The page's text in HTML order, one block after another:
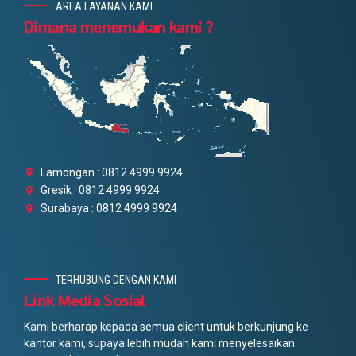
AREA LAYANAN KAMI
Dimana menemukan kami ?
Lamongan : 0812 4999 9924
Gresik : 0812 4999 9924
Surabaya : 0812 4999 9924
TERHUBUNG DENGAN KAMI
Link Media Sosial
Kami berharap kepada semua client untuk berkunjung ke
kantor kami, supaya lebih mudah kami menyelesaikan